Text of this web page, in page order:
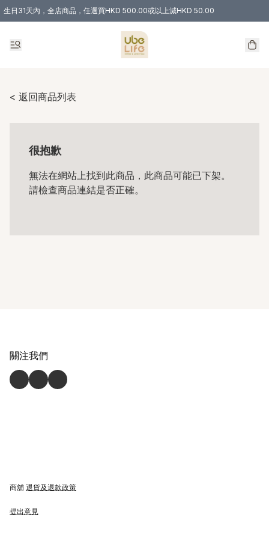
生日31天內，全店商品，任選買HKD 500.00或以上減HKD 50.00
購物滿 HKD 300.00即享免運費優惠！（適用於 特定的送貨方式 )
< 返回商品列表
很抱歉
無法在網站上找到此商品，此商品可能已下架。
請檢查商品連結是否正確。
關注我們
商舖 退貨及退款政策
提出意見